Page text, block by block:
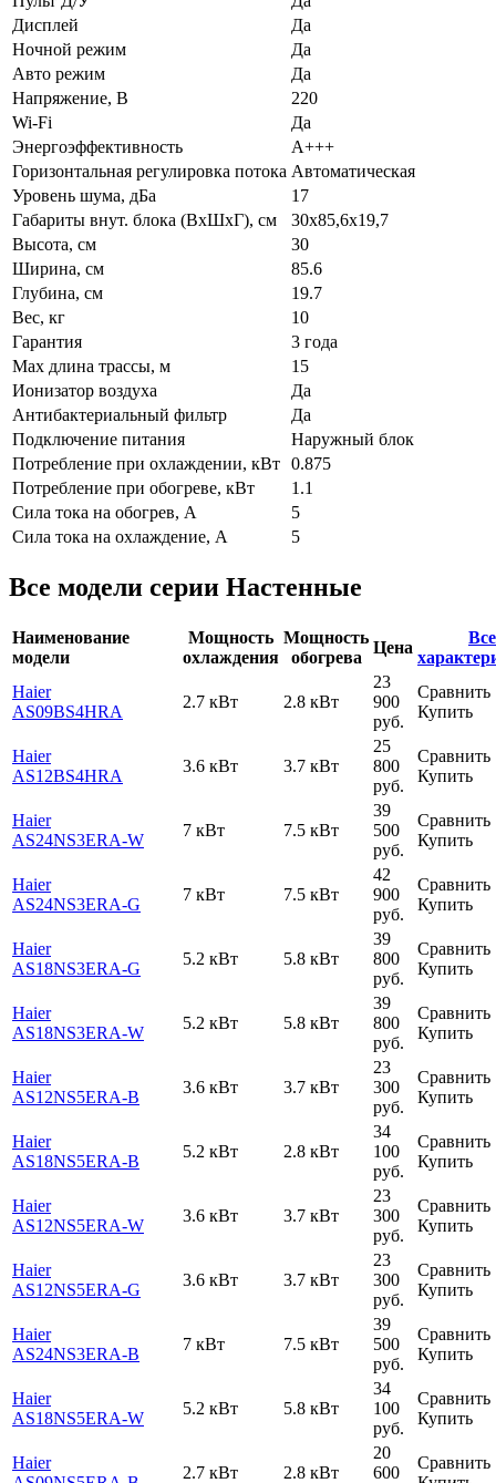
Дисплей
Да
Ночной режим
Да
Авто режим
Да
Напряжение, В
220
Wi-Fi
Да
Энергоэффективность
A+++
Горизонтальная регулировка потока Автоматическая
Уровень шума, дБа
17
Габариты внут. блока (ВхШхГ), см
30х85,6х19,7
Высота, см
30
Ширина, см
85.6
Глубина, см
19.7
Вес, кг
10
Гарантия
3 года
Max длина трассы, м
15
Ионизатор воздуха
Да
Антибактериальный фильтр
Да
Подключение питания
Наружный блок
Потребление при охлаждении, кВт 0.875
Потребление при обогреве, кВт
1.1
Сила тока на обогрев, А
5
Сила тока на охлаждение, А
5
Все модели серии Настенные
Наименование
модели
Мощность
охлаждения
Мощность
обогрева
Цена
Все
Haier
AS09BS4HRA
2.7 кВт 2.8 кВт
23
900
руб.
Сравнить
Купить
Haier
AS12BS4HRA
3.6 кВт 3.7 кВт
25
800
руб.
Сравнить
Купить
Haier
AS24NS3ERA-W
7 кВт 7.5 кВт
39
500
руб.
Сравнить
Купить
Haier
AS24NS3ERA-G
7 кВт 7.5 кВт
42
900
руб.
Сравнить
Купить
Haier
AS18NS3ERA-G
5.2 кВт 5.8 кВт
39
800
руб.
Сравнить
Купить
Haier
AS18NS3ERA-W
5.2 кВт 5.8 кВт
39
800
руб.
Сравнить
Купить
Haier
AS12NS5ERA-B
3.6 кВт 3.7 кВт
23
300
руб.
Сравнить
Купить
Haier
AS18NS5ERA-B
5.2 кВт 2.8 кВт
34
100
руб.
Сравнить
Купить
Haier
AS12NS5ERA-W
3.6 кВт 3.7 кВт
23
300
руб.
Сравнить
Купить
Haier
AS12NS5ERA-G
3.6 кВт 3.7 кВт
23
300
руб.
Сравнить
Купить
Haier
AS24NS3ERA-B
7 кВт 7.5 кВт
39
500
руб.
Сравнить
Купить
Haier
AS18NS5ERA-W
5.2 кВт 5.8 кВт
34
100
руб.
Сравнить
Купить
Haier
2.7 кВт 2.8 кВт
20
600
Сравнить